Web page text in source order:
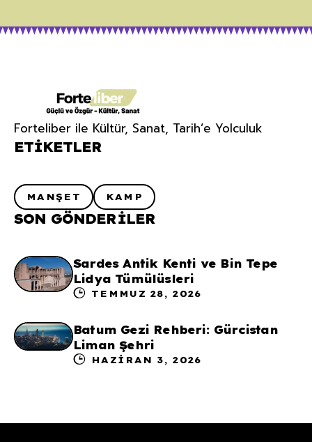
Forteliber ile Kültür, Sanat, Tarih’e Yolculuk
ETIKETLER
MANŞET KAMP
SON GÖNDERILER
Sardes Antik Kenti ve Bin Tepe
Lidya Tümülüsleri
TEMMUZ 28, 2026
Batum Gezi Rehberi: Gürcistan
Liman Şehri
HAZIRAN 3, 2026